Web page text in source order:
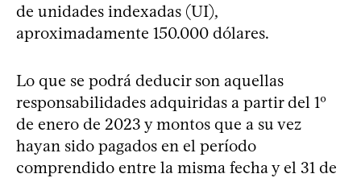
de unidades indexadas (UI),
aproximadamente 150.000 dólares.
Lo que se podrá deducir son aquellas
responsabilidades adquiridas a partir del 1º
de enero de 2023 y montos que a su vez
hayan sido pagados en el período
comprendido entre la misma fecha y el 31 de